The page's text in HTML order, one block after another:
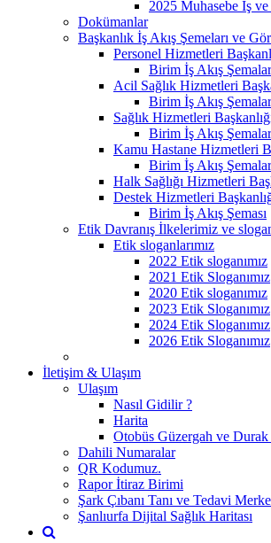
2025 Muhasebe İş
Dokümanlar
Başkanlık İş Akış Şemeları ve
Personel Hizmetleri
Birim İş Akış
Acil Sağlık Hizmetleri
Birim İş Akış
Sağlık Hizmetleri
Birim İş Akış
Kamu Hastane Hizmetleri
Birim İş Akış
Halk Sağlığı Hizmetleri
Destek Hizmetleri
Birim İş Akış Şeması
Etik Davranış İlkelerimiz ve
Etik sloganlarımız
2022 Etik sloganımız
2021 Etik Sloganımız
2020 Etik sloganımız
2023 Etik Sloganımız
2024 Etik Sloganımız
2026 Etik Sloganımız
İletişim & Ulaşım
Ulaşım
Nasıl Gidilir ?
Harita
Otobüs Güzergah ve
Dahili Numaralar
QR Kodumuz.
Rapor İtiraz Birimi
Şark Çıbanı Tanı ve Tedavi
Şanlıurfa Dijital Sağlık Haritası